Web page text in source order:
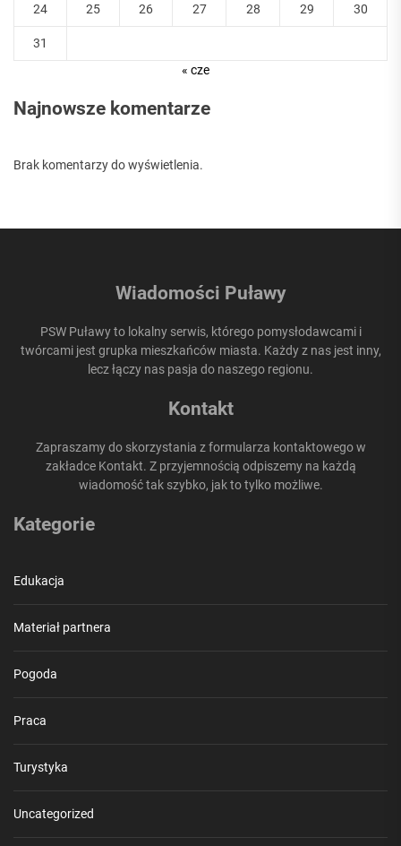
24 25 26 27 28 29 30
31
« cze
Najnowsze komentarze
Brak komentarzy do wyświetlenia.
Wiadomości Puławy
PSW Puławy to lokalny serwis, którego pomysłodawcami i
twórcami jest grupka mieszkańców miasta. Każdy z nas jest inny,
lecz łączy nas pasja do naszego regionu.
Kontakt
Zapraszamy do skorzystania z formularza kontaktowego w
zakładce Kontakt. Z przyjemnością odpiszemy na każdą
wiadomość tak szybko, jak to tylko możliwe.
Kategorie
Edukacja
Materiał partnera
Pogoda
Praca
Turystyka
Uncategorized